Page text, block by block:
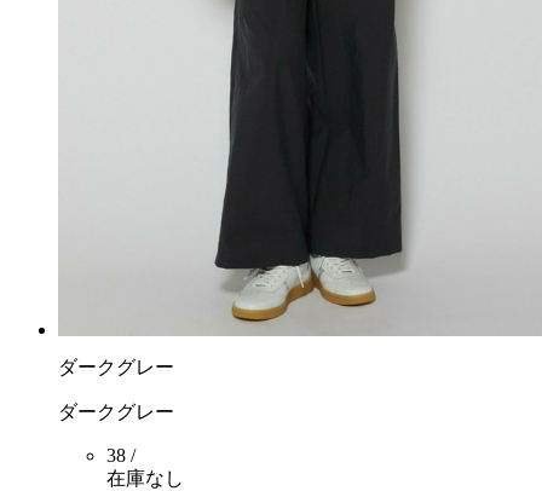
ダークグレー
ダークグレー
38 /
在庫なし